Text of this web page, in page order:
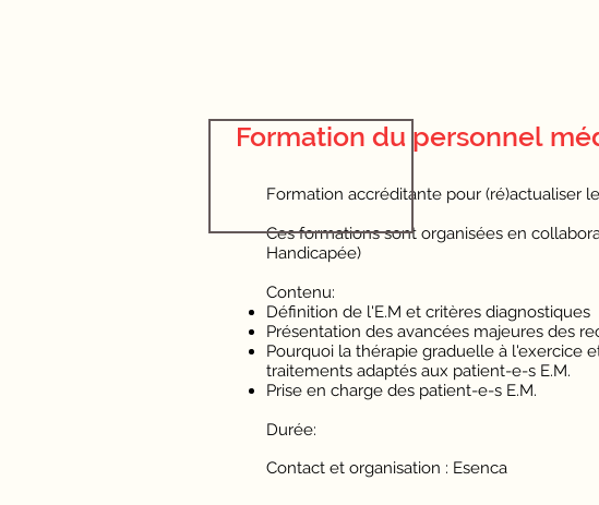
Formation du personnel
Formation accréditante pour (ré)actualiser
Ces formations sont organisées en
Handicapée)
Contenu:
Définition de l'E.M et critères diagnostiques
Présentation des avancées majeures des
Pourquoi la thérapie graduelle à l'exercice
traitements adaptés aux patient-e-s E.M.
Prise en charge des patient-e-s E.M.
Durée:
Contact et organisation : Esenca